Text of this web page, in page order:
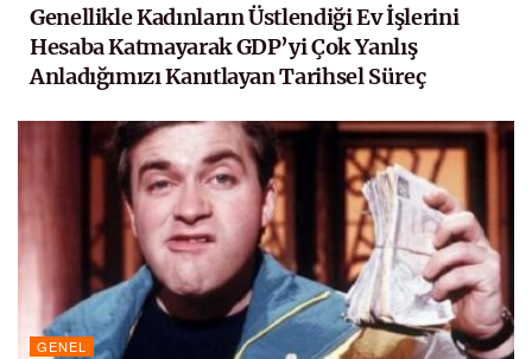
Genellikle Kadınların Üstlendiği Ev İşlerini
Hesaba Katmayarak GDP’yi Çok Yanlış
Anladığımızı Kanıtlayan Tarihsel Süreç
GENEL